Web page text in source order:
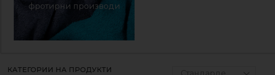
фротирни производи
КАТЕГОРИИ НА ПРОДУКТИ